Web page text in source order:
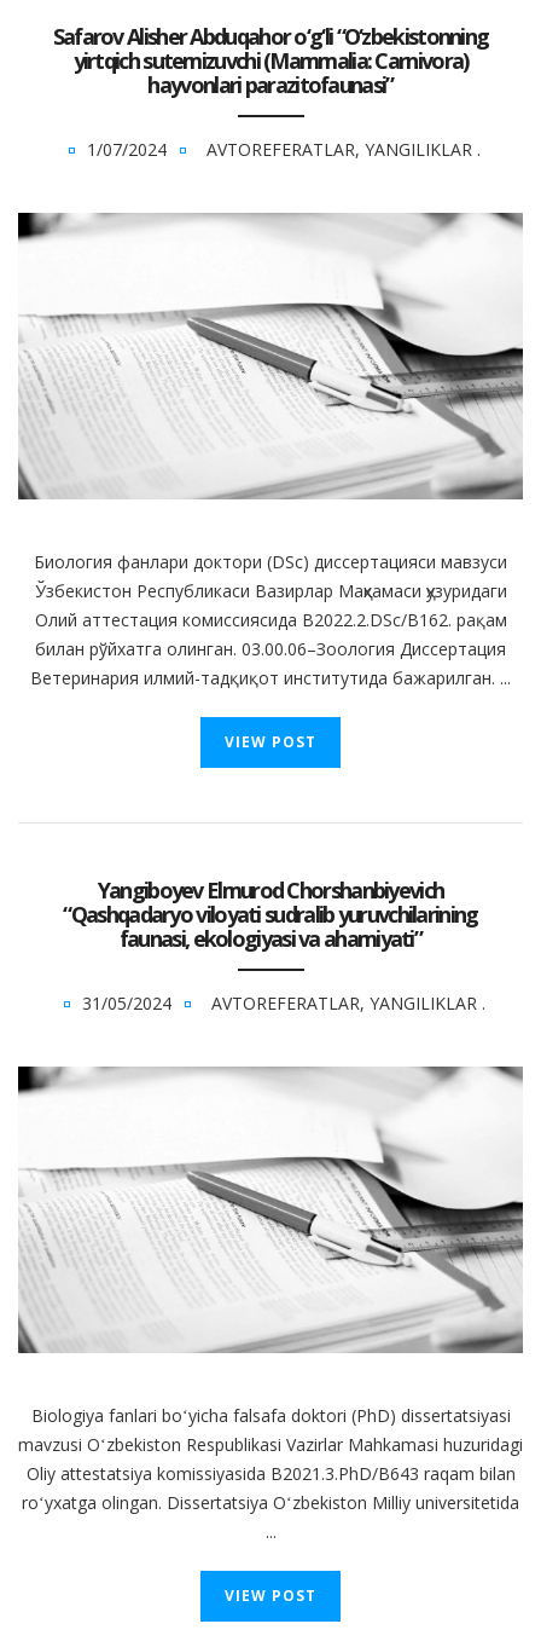
Safarov Alisher Abduqahor o‘g‘li “O‘zbekistonning
yirtqich sutemizuvchi (Mammalia: Carnivora)
hayvonlari parazitofaunasi”
1/07/2024 AVTOREFERATLAR, YANGILIKLAR .
Биология фанлари доктори (DSc) диссертацияси мавзуси
Ўзбекистон Республикаси Вазирлар Маҳкамаси ҳузуридаги
Олий аттестация комиссиясида B2022.2.DSc/B162. рақам
билан рўйхатга олинган. 03.00.06–Зоология Диссертация
Ветеринария илмий-тадқиқот институтида бажарилган. ...
VIEW POST
Yangiboyev Elmurod Chorshanbiyevich
“Qashqadaryo viloyati sudralib yuruvchilarining
faunasi, ekologiyasi va ahamiyati”
31/05/2024 AVTOREFERATLAR, YANGILIKLAR .
Biologiya fanlari boʻyicha falsafa doktori (PhD) dissertatsiyasi
mavzusi Oʻzbekiston Respublikasi Vazirlar Mahkamasi huzuridagi
Oliy attestatsiya komissiyasida B2021.3.PhD/B643 raqam bilan
roʻyxatga olingan. Dissertatsiya Oʻzbekiston Milliy universitetida
...
VIEW POST